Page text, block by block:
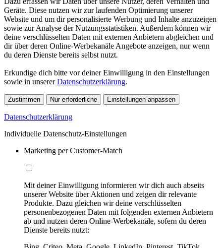
Geräte. Diese nutzen wir zur laufenden Optimierung unserer
Website und um dir personalisierte Werbung und Inhalte anzuzeigen
sowie zur Analyse der Nutzungsstatistiken. Außerdem können wir
deine verschlüsselten Daten mit externen Anbietern abgleichen und
dir über deren Online-Werbekanäle Angebote anzeigen, nur wenn
du deren Dienste bereits selbst nutzt.
Erkundige dich bitte vor deiner Einwilligung in den Einstellungen
sowie in unsererDatenschutzerklärung.
Zustimmen Nur erforderliche Einstellungen anpassen
Datenschutzerklärung
Individuelle Datenschutz-Einstellungen
Marketing per Customer-Match
Mit deiner Einwilligung informieren wir dich auch abseits
unserer Website über Aktionen und zeigen dir relevante
Produkte. Dazu gleichen wir deine verschlüsselten
personenbezogenen Daten mit folgenden externen Anbietern
ab und nutzen deren Online-Werbekanäle, sofern du deren
Dienste bereits nutzt: